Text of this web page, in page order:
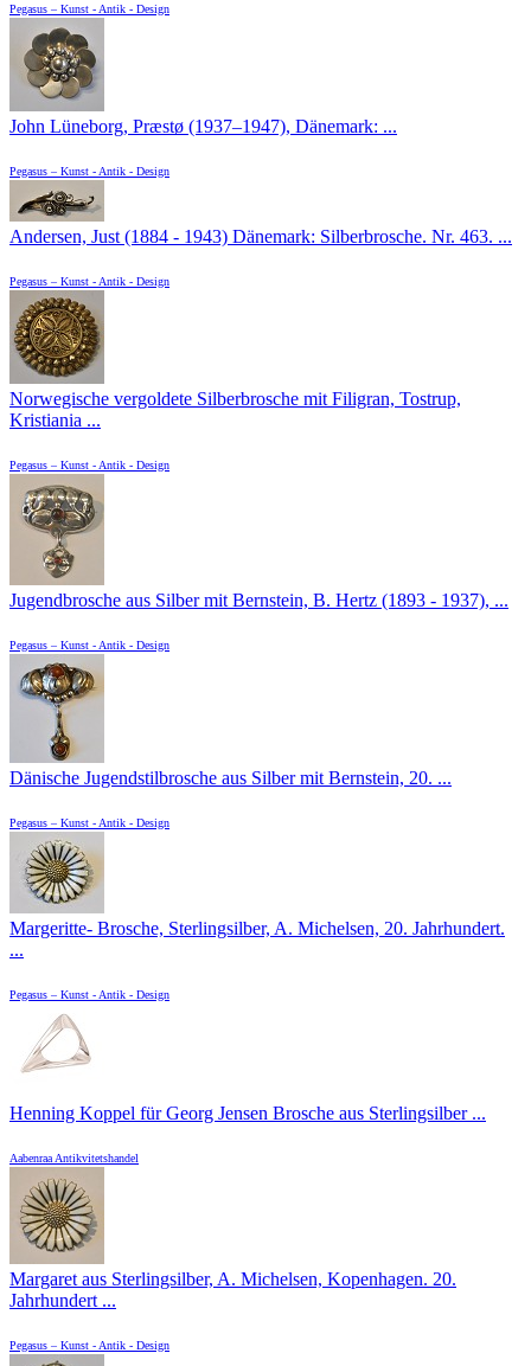
Pegasus – Kunst - Antik - Design
John Lüneborg, Præstø (1937–1947), Dänemark: ...
Pegasus – Kunst - Antik - Design
Andersen, Just (1884 - 1943) Dänemark: Silberbrosche. Nr. 463. ...
Pegasus – Kunst - Antik - Design
Norwegische vergoldete Silberbrosche mit Filigran, Tostrup,
Kristiania ...
Pegasus – Kunst - Antik - Design
Jugendbrosche aus Silber mit Bernstein, B. Hertz (1893 - 1937), ...
Pegasus – Kunst - Antik - Design
Dänische Jugendstilbrosche aus Silber mit Bernstein, 20. ...
Pegasus – Kunst - Antik - Design
Margeritte- Brosche, Sterlingsilber, A. Michelsen, 20. Jahrhundert.
...
Pegasus – Kunst - Antik - Design
Henning Koppel für Georg Jensen Brosche aus Sterlingsilber ...
Aabenraa Antikvitetshandel
Margaret aus Sterlingsilber, A. Michelsen, Kopenhagen. 20.
Jahrhundert ...
Pegasus – Kunst - Antik - Design